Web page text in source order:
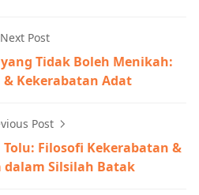
Next Post
Tidak Boleh Menikah:
Kekerabatan Adat
Post
Filosofi Kekerabatan &
dalam Silsilah Batak